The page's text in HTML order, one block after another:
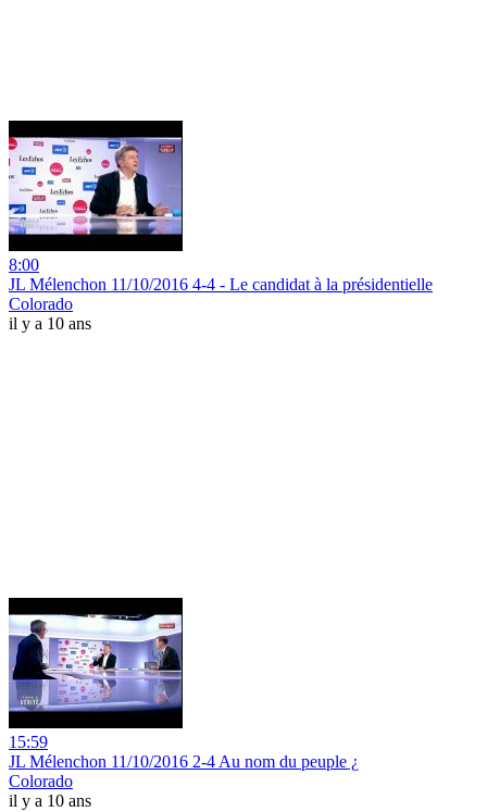
8:00
JL Mélenchon 11/10/2016 4-4 - Le candidat à la présidentielle
Colorado
il y a 10 ans
15:59
JL Mélenchon 11/10/2016 2-4 Au nom du peuple ¿
Colorado
il y a 10 ans